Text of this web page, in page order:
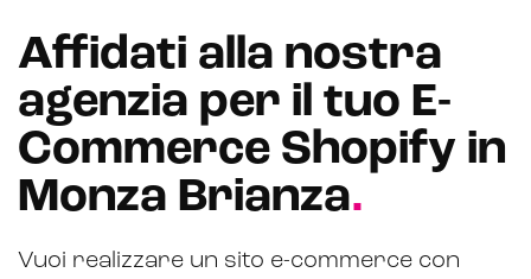
Affidati alla nostra
agenzia per il tuo E-
Commerce Shopify in
Monza Brianza.
Vuoi realizzare un sito e-commerce con